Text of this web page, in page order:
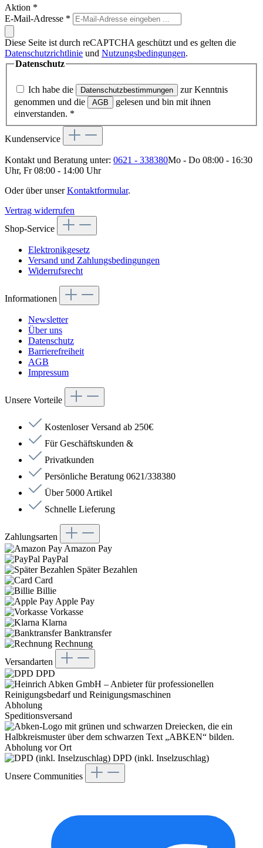
Aktion *
E-Mail-Adresse *
Diese Seite ist durch reCAPTCHA geschützt und es gelten die
Datenschutzrichtlinie und Nutzungsbedingungen.
Datenschutz
Ich habe die Datenschutzbestimmungen
zur Kenntnis
genommen und die
AGB
gelesen und bin mit ihnen
einverstanden. *
Kundenservice
Kontakt und Beratung unter: 0621 - 338380Mo - Do 08:00 - 16:30
Uhr, Fr 08:00 - 14:00 Uhr
Oder über unserKontaktformular.
Vertrag widerrufen
Shop-Service
Elektronikgesetz
Versand und Zahlungsbedingungen
Widerrufsrecht
Informationen
Newsletter
Über uns
Datenschutz
Barrierefreiheit
AGB
Impressum
Unsere Vorteile
Kostenloser Versand ab 250€
Für Geschäftskunden &
Privatkunden
Persönliche Beratung 0621/338380
Über 5000 Artikel
Schnelle Lieferung
Zahlungsarten
Amazon Pay
PayPal
Später Bezahlen
Card
Billie
Apple Pay
Vorkasse
Klarna
Banktransfer
Rechnung
Versandarten
DPD
Abholung
Speditionsversand
Abholung vor Ort
DPD (inkl. Inselzuschlag)
Unsere Communities